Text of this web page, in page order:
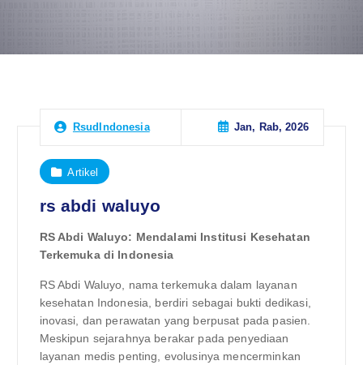
RsudIndonesia Jan, Rab, 2026
Artikel
rs abdi waluyo
RS Abdi Waluyo: Mendalami Institusi Kesehatan
Terkemuka di Indonesia
RS Abdi Waluyo, nama terkemuka dalam layanan
kesehatan Indonesia, berdiri sebagai bukti dedikasi,
inovasi, dan perawatan yang berpusat pada pasien.
Meskipun sejarahnya berakar pada penyediaan
layanan medis penting, evolusinya mencerminkan